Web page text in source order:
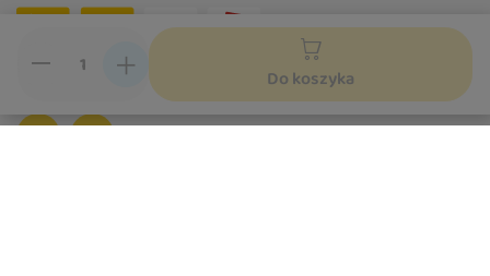
Do koszyka
Social media